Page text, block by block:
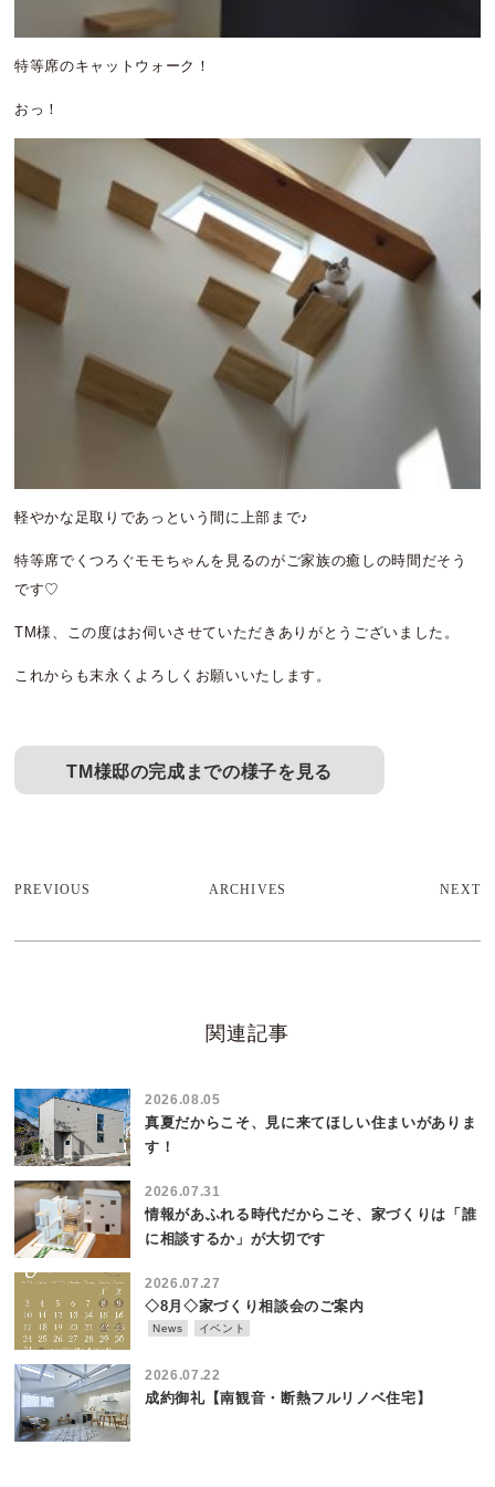
特等席のキャットウォーク！
おっ！
軽やかな足取りであっという間に上部まで♪
特等席でくつろぐモモちゃんを見るのがご家族の癒しの時間だそう
です♡
TM様、この度はお伺いさせていただきありがとうございました。
これからも末永くよろしくお願いいたします。
TM様邸の完成までの様子を見る
PREVIOUS ARCHIVES NEXT
関連記事
2026.08.05
真夏だからこそ、見に来てほしい住まいがありま
す！
2026.07.31
情報があふれる時代だからこそ、家づくりは「誰
に相談するか」が大切です
2026.07.27
◇8月◇家づくり相談会のご案内
News イベント
2026.07.22
成約御礼【南観音・断熱フルリノベ住宅】